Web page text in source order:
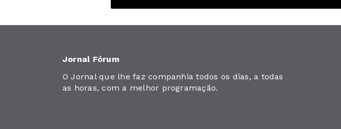
Jornal Fórum
O Jornal que lhe faz companhia todos os dias, a todas
as horas, com a melhor programação.